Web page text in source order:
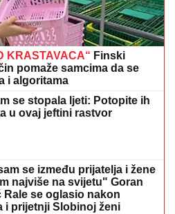
KRASTAVACA“ Finski
pomaže samcima da se
i algoritama
se stopala ljeti: Potopite ih
u ovaj jeftini rastvor
se između prijatelja i žene
najviše na svijetu" Goran
Rale se oglasio nakon
i prijetnji Slobinoj ženi